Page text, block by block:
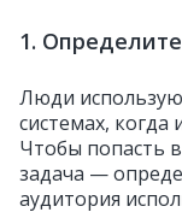
1.
Люди
системах, когда
Чтобы попасть
задача —
аудитория